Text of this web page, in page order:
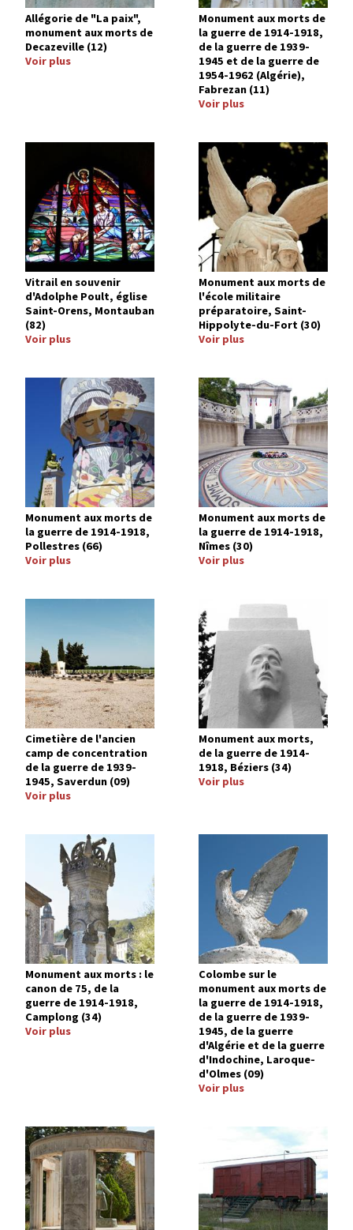
Allégorie de "La paix",
monument aux morts de
Decazeville (12)
Voir plus
Monument aux morts de
la guerre de 1914-1918,
de la guerre de 1939-
1945 et de la guerre de
1954-1962 (Algérie),
Fabrezan (11)
Voir plus
Vitrail en souvenir
d'Adolphe Poult, église
Saint-Orens, Montauban
(82)
Voir plus
Image
Monument aux morts de
l'école militaire
préparatoire, Saint-
Hippolyte-du-Fort (30)
Voir plus
Monument aux morts de
la guerre de 1914-1918,
Pollestres (66)
Voir plus
Image
Monument aux morts de
la guerre de 1914-1918,
Nîmes (30)
Voir plus
Cimetière de l'ancien
camp de concentration
de la guerre de 1939-
1945, Saverdun (09)
Voir plus
Monument aux morts,
de la guerre de 1914-
1918, Béziers (34)
Voir plus
Monument aux morts : le
canon de 75, de la
guerre de 1914-1918,
Camplong (34)
Voir plus
Colombe sur le
monument aux morts de
la guerre de 1914-1918,
de la guerre de 1939-
1945, de la guerre
d'Algérie et de la guerre
d'Indochine, Laroque-
d'Olmes (09)
Voir plus
Image